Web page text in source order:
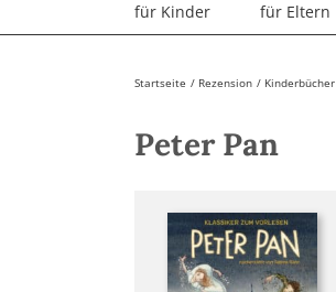
für Kinder für Eltern
Startseite Rezension Kinderbücher
Peter Pan